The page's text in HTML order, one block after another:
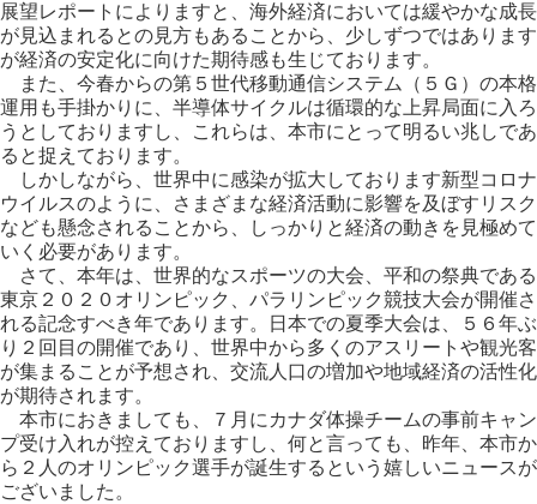
展望レポートによりますと、海外経済においては緩やかな成長
が見込まれるとの見方もあることから、少しずつではあります
が経済の安定化に向けた期待感も生じております。
また、今春からの第５世代移動通信システム（５Ｇ）の本格
運用も手掛かりに、半導体サイクルは循環的な上昇局面に入ろ
うとしておりますし、これらは、本市にとって明るい兆しであ
ると捉えております。
しかしながら、世界中に感染が拡大しております新型コロナ
ウイルスのように、さまざまな経済活動に影響を及ぼすリスク
なども懸念されることから、しっかりと経済の動きを見極めて
いく必要があります。
さて、本年は、世界的なスポーツの大会、平和の祭典である
東京２０２０オリンピック、パラリンピック競技大会が開催さ
れる記念すべき年であります。日本での夏季大会は、５６年ぶ
り２回目の開催であり、世界中から多くのアスリートや観光客
が集まることが予想され、交流人口の増加や地域経済の活性化
が期待されます。
本市におきましても、７月にカナダ体操チームの事前キャン
プ受け入れが控えておりますし、何と言っても、昨年、本市か
ら２人のオリンピック選手が誕生するという嬉しいニュースが
ございました。